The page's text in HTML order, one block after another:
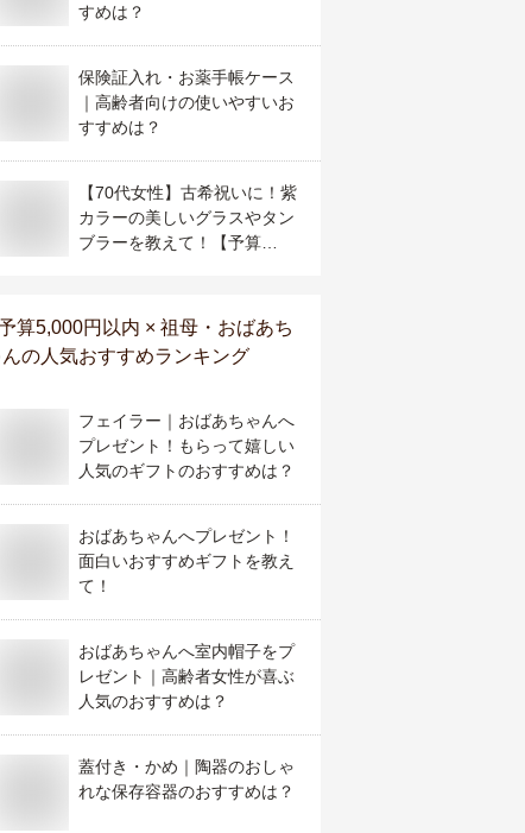
すめは？
保険証入れ・お薬手帳ケース
｜高齢者向けの使いやすいお
すすめは？
【70代女性】古希祝いに！紫
カラーの美しいグラスやタン
ブラーを教えて！【予算
算5,000円以内 × 祖母・おばあち
の人気おすすめランキング
フェイラー｜おばあちゃんへ
プレゼント！もらって嬉しい
人気のギフトのおすすめは？
おばあちゃんへプレゼント！
面白いおすすめギフトを教え
て！
おばあちゃんへ室内帽子をプ
レゼント｜高齢者女性が喜ぶ
人気のおすすめは？
蓋付き・かめ｜陶器のおしゃ
れな保存容器のおすすめは？